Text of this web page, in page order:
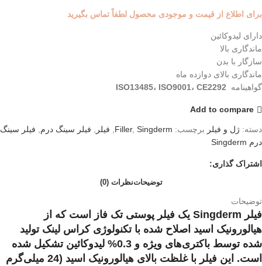
برای اطلاع از قیمت و موجودی محصول لطفاً تماس بگیرید
دارای لیدوکائین
ماندگاری بالا
سازگار با بدن
ماندگاری بالای دوازده ماه
گواهینامه ISO13485، ISO9001، CE2292
Add to compare
دسته: ژل و فیلر برچسب: Filler, Singderm فیلر فیلر سینگ درم
فیلر سینگ
درم Singderm
اشتراک گذاری:
توضیحاتنظرات (0)
توضیحات
فیلر Singderm یک فیلر پوستی تک فاز است که از
هیالورونیک اسید اصلاح شده با تکنولوژی کراس لینک تولید
شده توسط باکتری‌های ویژه و 0.3% لیدوکائین تشکیل شده
است. این فیلر با غلظت بالای هیالورونیک اسید (24 میلی‌گرم